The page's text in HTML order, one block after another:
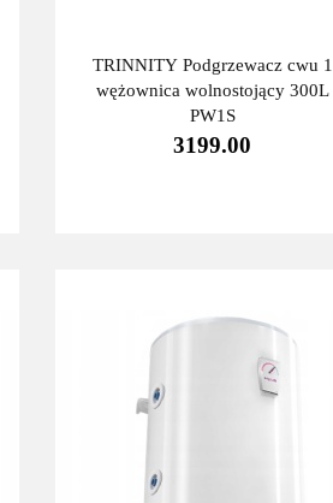
TRINNITY Podgrzewacz cwu 1
wężownica wolnostojący 300L
PW1S
3199.00